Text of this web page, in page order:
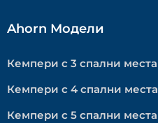
Ahorn Модели
Кемпери с 3 спални места
Кемпери с 4 спални места
Кемпери с 5 спални места